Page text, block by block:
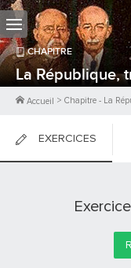
CHAPITRE
La République,
Accueil > Chapitre - La
EXERCICES